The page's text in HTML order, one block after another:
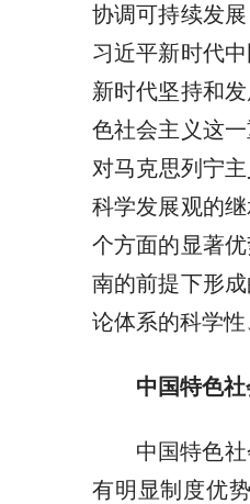
协调可持续发
习近平新时代
新时代坚持和
色社会主义这
对马克思列宁
科学发展观的
个方面的显著
南的前提下形
论体系的科学性
中国特色
中国特色
有明显制度优